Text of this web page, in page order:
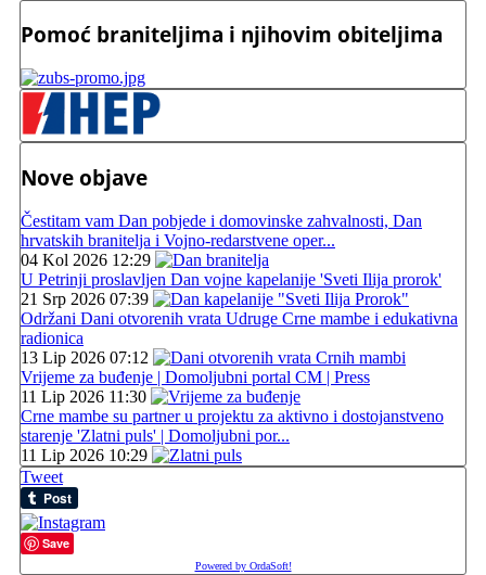
Pomoć braniteljima i njihovim obiteljima
Nove objave
Čestitam vam Dan pobjede i domovinske zahvalnosti, Dan
hrvatskih branitelja i Vojno-redarstvene oper...
04 Kol 2026 12:29
U Petrinji proslavljen Dan vojne kapelanije 'Sveti Ilija prorok'
21 Srp 2026 07:39
Održani Dani otvorenih vrata Udruge Crne mambe i edukativna
radionica
13 Lip 2026 07:12
Vrijeme za buđenje | Domoljubni portal CM | Press
11 Lip 2026 11:30
Crne mambe su partner u projektu za aktivno i dostojanstveno
starenje 'Zlatni puls' | Domoljubni por...
11 Lip 2026 10:29
Tweet
Save
Powered by OrdaSoft!